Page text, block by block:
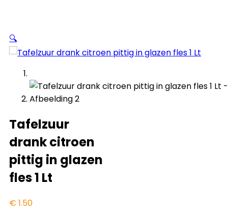
🔍
Tafelzuur
drank citroen
pittig in glazen
fles 1 Lt
€ 1.50